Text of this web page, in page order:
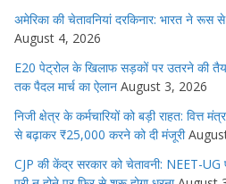
अमेरिका की चेतावनियां दरकिनार: भारत ने रूस
August 4, 2026
E20 पेट्रोल के खिलाफ सड़कों पर उतरने की
तक पैदल मार्च का ऐलान August 3, 2026
निजी क्षेत्र के कर्मचारियों को बड़ी राहत: वित्त
से बढ़ाकर ₹25,000 करने को दी मंजूरी
CJP की केंद्र सरकार को चेतावनी: NEET-UG